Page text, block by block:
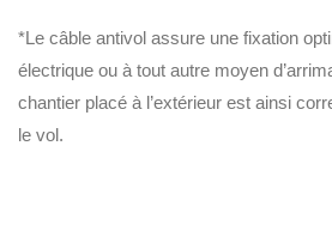
*Le câble antivol assure une fixation
électrique ou à tout autre moyen
chantier placé à l’extérieur est ainsi
le vol.